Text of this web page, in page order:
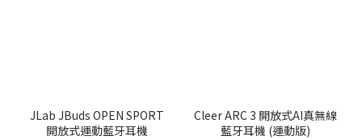
JLab JBuds OPEN SPORT
開放式運動藍牙耳機
Cleer ARC 3 開放式AI真無線
藍牙耳機 (運動版)